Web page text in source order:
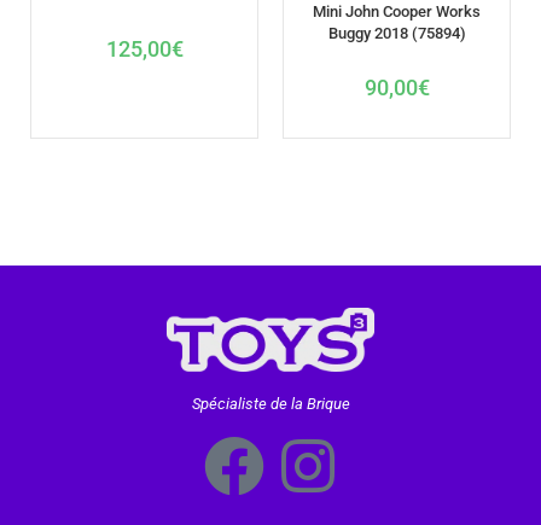
125,00€
Mini John Cooper Works
Buggy 2018 (75894)
90,00€
Spécialiste de la Brique